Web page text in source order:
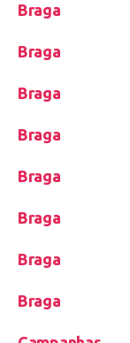
Braga
Braga
Braga
Braga
Braga
Braga
Braga
Braga